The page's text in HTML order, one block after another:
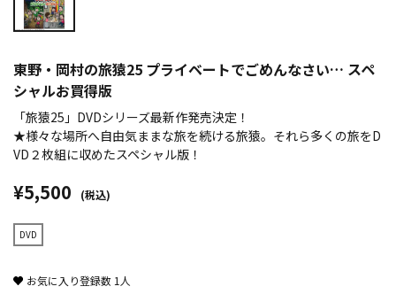
東野・岡村の旅猿25 プライベートでごめんなさい… スペ
シャルお買得版
「旅猿25」DVDシリーズ最新作発売決定！
★様々な場所へ自由気ままな旅を続ける旅猿。それら多くの旅をD
VD２枚組に収めたスペシャル版！
¥5,500 (税込)
DVD
お気に入り登録数 1 人